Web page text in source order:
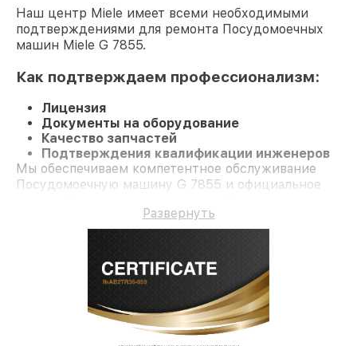
Наш центр Miele имеет всеми необходимыми
подтверждениями для ремонта Посудомоечных
машин Miele G 7855.
Как подтверждаем профессионализм:
Лицензия
Документы на оборудование
Качество запчастей
Подтверждения квалификации инженеров
Мы обеспечиваем компетентное обслуживание
Посудомоечную машину G 7855 и официальное
Развернуть